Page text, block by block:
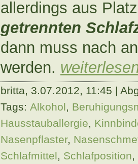
allerdings aus
getrennten
dann muss nach
werden.
britta, 3.07.2012, 11:45 |
Tags: Alkohol
Hausstauballergie
Nasenpflaster,
Schlafmittel
Schlafposition